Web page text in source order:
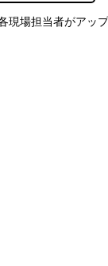
現場担当者がアップ